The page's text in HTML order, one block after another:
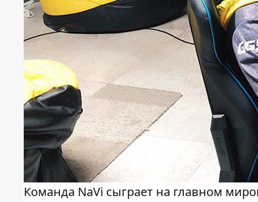
Команда NaVi сыграет на главном